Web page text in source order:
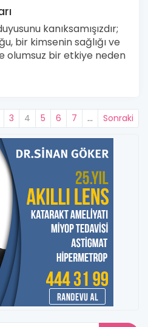
kanıksamışızdır;
bir kimsenin sağlığı ve
olumsuz bir etkiye neden
3 4 5 6 7 … Sonraki